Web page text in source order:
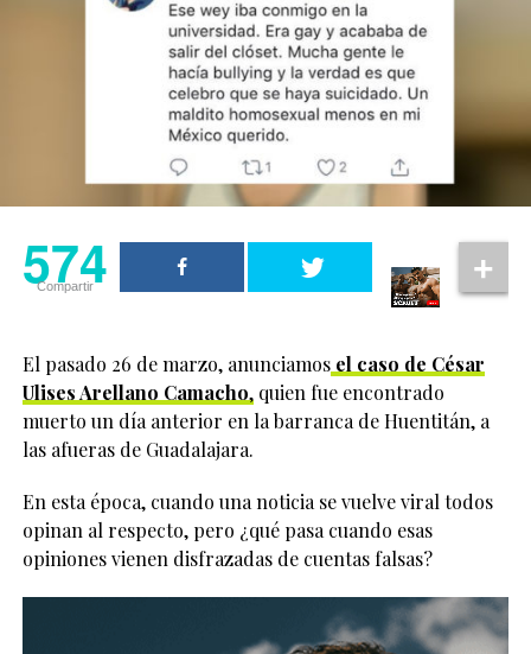
574
Compartir
El pasado 26 de marzo, anunciamosel caso de César
Ulises Arellano Camacho,quien fue encontrado
muerto un día anterior en la barranca de Huentitán, a
las afueras de Guadalajara.
En esta época, cuando una noticia se vuelve viral todos
opinan al respecto, pero ¿qué pasa cuando esas
opiniones vienen disfrazadas de cuentas falsas?